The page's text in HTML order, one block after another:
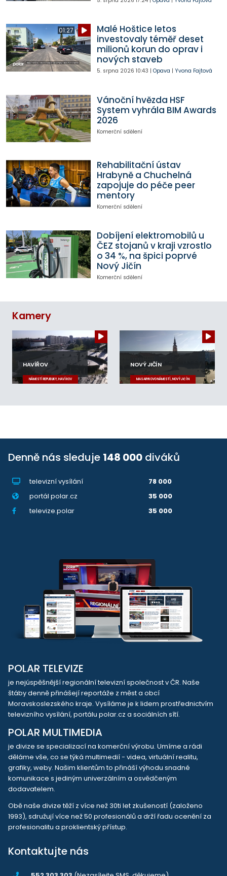
01:27
Malé Hoštice letos
investovaly téměř deset
milionů korun do oprav i
nových staveb
5. srpna 2026 10:43 | Opava | Yvona Fajtová
Vánoční hvězda HSF
System vyhrála BIM Awards
2026
Komerční sdělení
Rehabilitační ústav
Hrabyně a Chuchelná
zapojuje do péče peer
mentory
Komerční sdělení
Dobíjení elektromobilů u
ČEZ stojanů v kraji vzrostlo
o 34 %, na špici poprvé
Nový Jičín
Komerční sdělení
Kamery
HAVÍŘOV
NÁMĚSTÍ REPUBLIKY, HAVÍŘOV
NOVÝ JIČÍN
MASARYKOVO NÁMĚSTÍ, NOVÝ JIČÍN
Denně nás sleduje 148 000 diváků
televizní vysílání
78 000
portál polar.cz
35 000
televize.polar
35 000
POLAR TELEVIZE
je nejúspěšnější regionální televizní společnost v ČR. Naše
štáby denně přinášejí reportáže z měst a obcí
Moravskoslezského kraje. Vysíláme je k lidem prostřednictvím
televizního vysílání, portálu polar.cz a sociálních sítí.
POLAR MULTIMEDIA
je divize se specializací na komerční výrobu. Umíme a rádi
děláme vše, co se týká multimedií - videa, virtuální realitu,
grafiky, weby. Našim klientům to přináší výhodu snadné
komunikace s jediným univerzálním a osvědčeným
dodavatelem.
Obě naše divize těží z více než 30ti let zkušeností (založeno
1993), sdružují více než 50 profesionálů a drží řadu ocenění za
profesionalitu a proklientský přístup.
Kontaktujte nás